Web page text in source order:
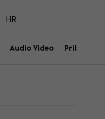
HR
Audio Video Pribor